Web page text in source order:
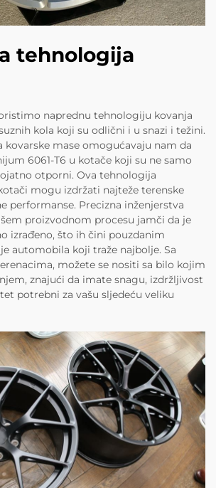
tehnologija
naprednu tehnologiju kovanja
kola koji su odlični i u snazi i težini.
kovarske mase omogućavaju nam da
6061-T6 u kotače koji su ne samo
otporni. Ova tehnologija
mogu izdržati najteže terenske
performanse. Precizna inženjerstva
proizvodnom procesu jamči da je
izrađeno, što ih čini pouzdanim
automobila koji traže najbolje. Sa
možete se nositi sa bilo kojim
znajući da imate snagu, izdržljivost
potrebni za vašu sljedeću veliku